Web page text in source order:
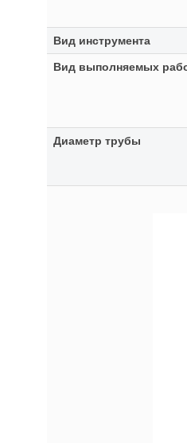
Вид инструмента
Вид выполняемых
Диаметр трубы